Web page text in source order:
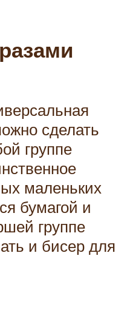
сделать
группе
маленьких
бумагой и
группе
и бисер для